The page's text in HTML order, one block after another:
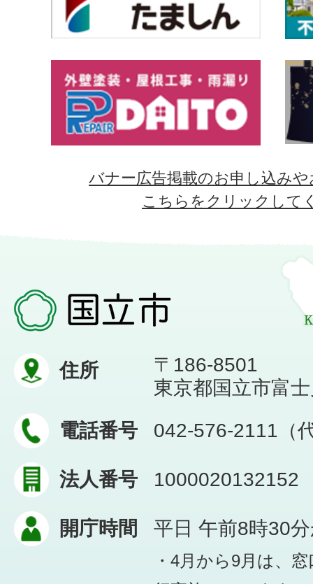
バナー広告掲載のお申し込み
こちらをクリックして
住所
〒186-8501
東京都国立市富
電話番号
042-576-2111（
法人番号 1000020132152
開庁時間 平日 午前8時30
・4月から9月は、